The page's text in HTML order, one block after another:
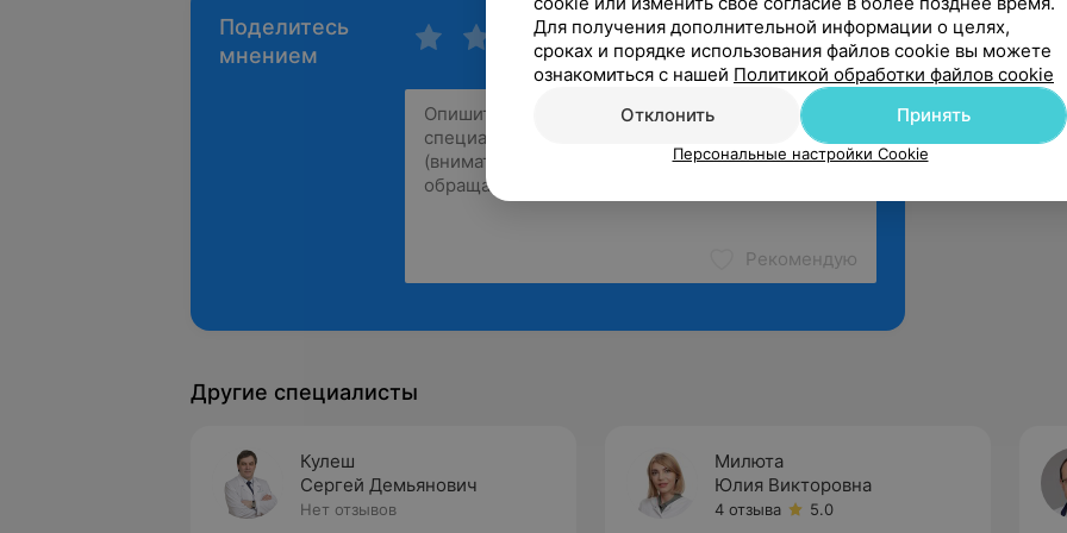
Поделитесь
мнением
Рекомендую
Другие специалисты
Кулеш
Сергей Демьянович
Нет отзывов
Милюта
Юлия Викторовна
4 отзыва
5.0
Для получения дополнительной информации о целях,
сроках и порядке использования файлов cookie вы можете
ознакомиться с нашей Политикой обработки файлов cookie
Отклонить
Принять
Персональные настройки Cookie